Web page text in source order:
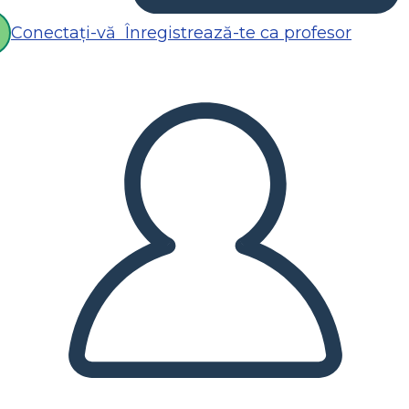
Conectați-vă Înregistrează-te ca profesor